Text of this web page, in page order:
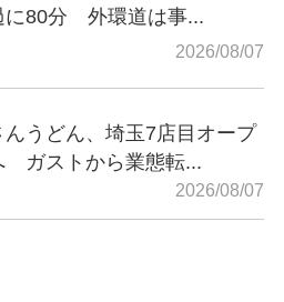
に80分 外環道は事...
2026/08/07
んうどん、埼玉7店目オープ
ガストから業態転...
2026/08/07